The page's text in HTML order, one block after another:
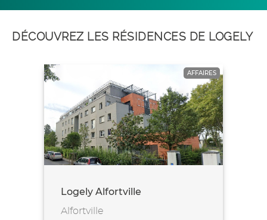
DÉCOUVREZ LES RÉSIDENCES DE LOGELY
AFFAIRES
Logely Alfortville
Alfortville